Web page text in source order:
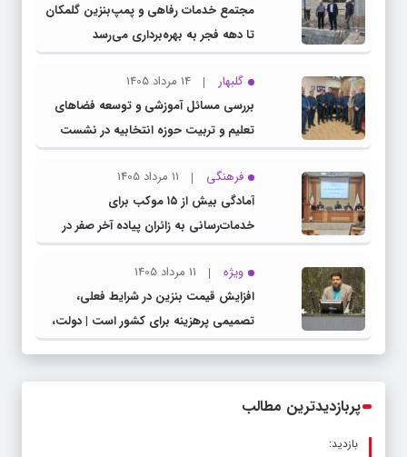
مجتمع خدمات رفاهی و پمپ‌بنزین گلمکان
تا دهه فجر به بهره‌برداری می‌رسد
گلبهار
14 مرداد 1405
بررسی مسائل آموزشی و توسعه فضاهای
تعلیم و تربیت حوزه انتخابیه در نشست
مشترک عضو کمیسیون آموزش مجلس با
مدیرکل آموزش و پرورش خراسان رضوی
فرهنگی
11 مرداد 1405
آمادگی بیش از ۱۵ موکب برای
خدمات‌رسانی به زائران پیاده آخر صفر در
شهرستان چناران
ویژه
11 مرداد 1405
افزایش قیمت بنزین در شرایط فعلی،
تصمیمی پرهزینه برای کشور است | دولت،
قاچاق سوخت و عوامل اصلی ناترازی را
پربازدیدترین مطالب
بازدید: